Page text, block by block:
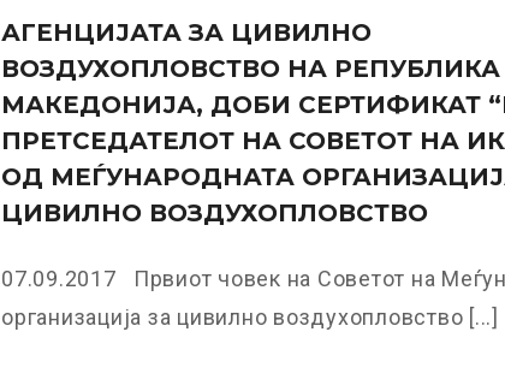
АГЕНЦИЈАТА ЗА ЦИВИЛНО
ВОЗДУХОПЛОВСТВО НА РЕПУБЛИКА
МАКЕДОНИЈА, ДОБИ СЕРТИФИКАТ
ПРЕТСЕДАТЕЛОТ НА СОВЕТОТ НА
ОД МЕЃУНАРОДНАТА
ЦИВИЛНО ВОЗДУХОПЛОВСТВО
07.09.2017 Првиот човек на Советот на
организација за цивилно воздухопловство [...]